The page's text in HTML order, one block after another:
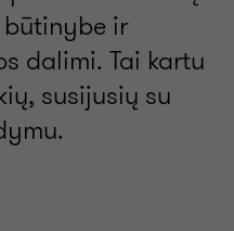
ir
dalimi. Tai kartu
susijusių su